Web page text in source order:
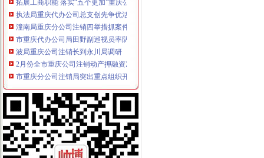
执法局重庆代办公司总支创先争优活动获佳绩
潼南局重庆分公司注销四举措抓案件质量
市重庆代办公司局田野副巡视员率队开展2010年区县食品安全工作考核
波局重庆公司注销长到永川局调研
2月份全市重庆公司注销动产押融资况分析
市重庆分公司注销局突出重点组织开展葡萄酒市场专项执法检查
市重庆税务注销局将开展流通环节食品安全百日专项执法行动
市重庆公司注销局12315综合指挥调度中心3月份第1周受理况
波局长、重庆税务注销郭翔副局长出席市局办公室支部专题民主生活会
2010年重庆市重庆税务注销流通领域洗衣机质量监测况
2010年重庆市重庆公司注销流通领域电冰柜质量监测况
市重庆税务注销局电子商务经营主体2011年2月份监测统计报告
全系统唱读讲活动入选重庆卫视《天天红歌会》栏目